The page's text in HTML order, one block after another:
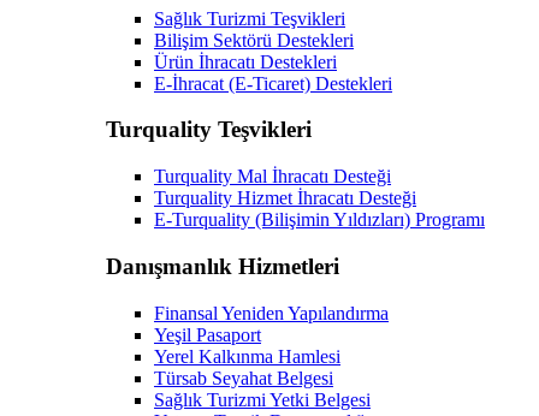
Sağlık Turizmi Teşvikleri
Bilişim Sektörü Destekleri
Ürün İhracatı Destekleri
E-İhracat (E-Ticaret) Destekleri
Turquality Teşvikleri
Turquality Mal İhracatı Desteği
Turquality Hizmet İhracatı Desteği
E-Turquality (Bilişimin Yıldızları) Programı
Danışmanlık Hizmetleri
Finansal Yeniden Yapılandırma
Yeşil Pasaport
Yerel Kalkınma Hamlesi
Türsab Seyahat Belgesi
Sağlık Turizmi Yetki Belgesi